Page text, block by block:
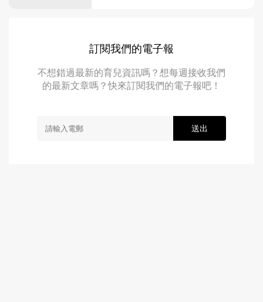
訂閱我們的電子報
不想錯過最新的育兒資訊嗎？想每週接收我們
的最新文章嗎？快來訂閱我們的電子報吧！
送出